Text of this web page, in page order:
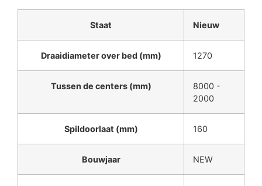
Staat Nieuw
Draaidiameter over bed (mm) 1270
Tussen de centers (mm)
8000 -
2000
Spildoorlaat (mm) 160
Bouwjaar NEW